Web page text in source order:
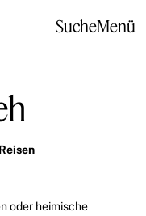
SucheMenü
oder heimische